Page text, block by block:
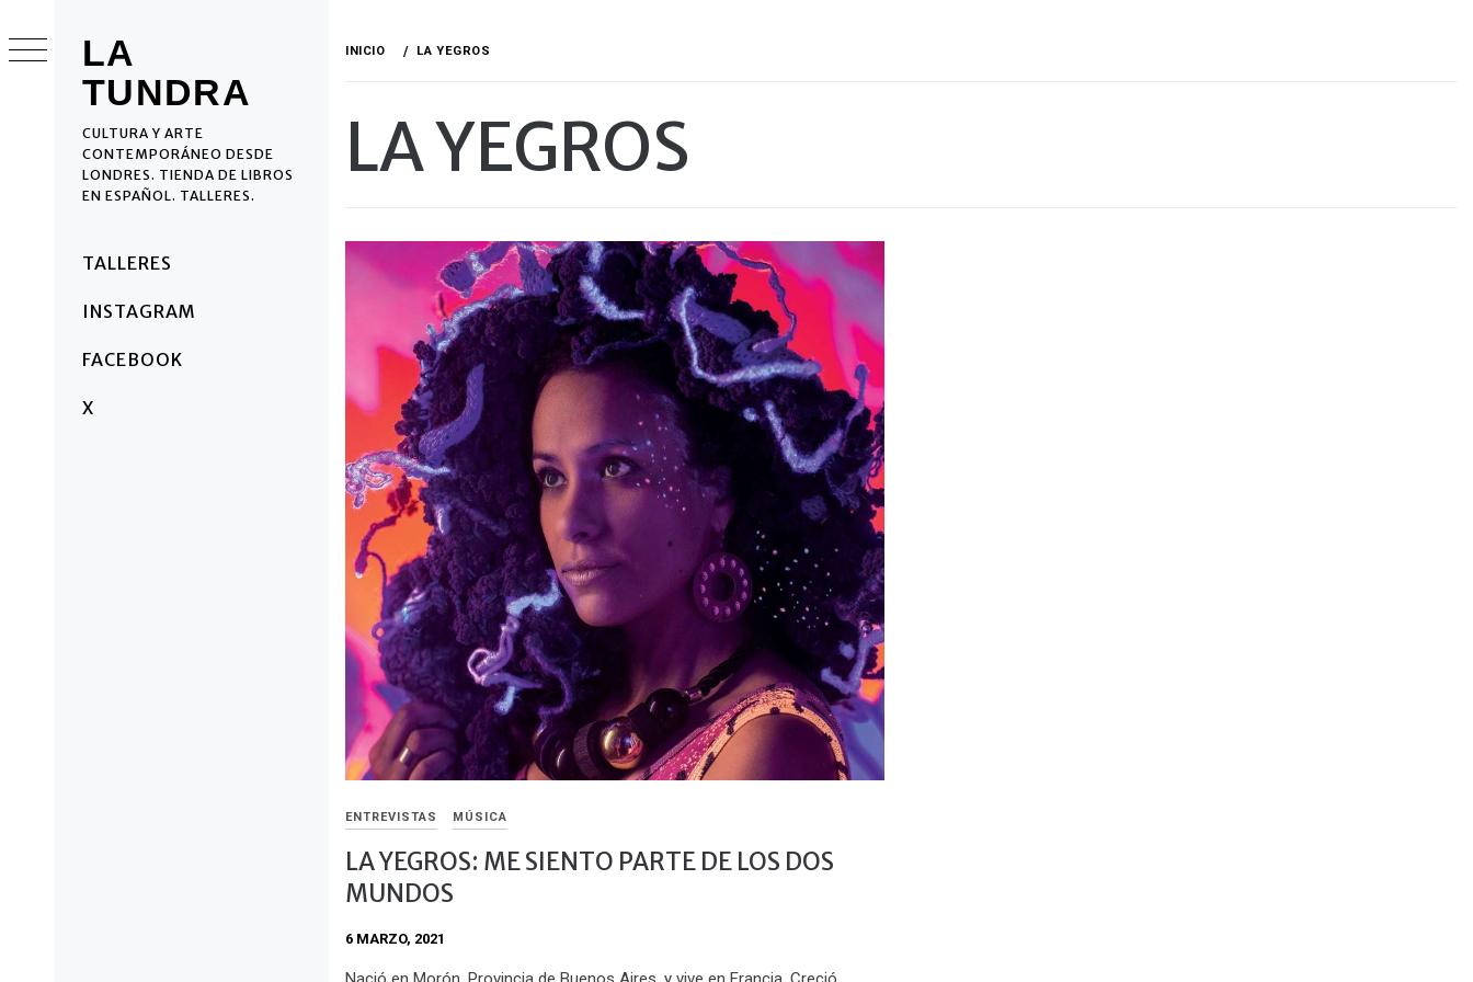
LA
TUNDRA
CULTURA Y ARTE
CONTEMPORÁNEO DESDE
LONDRES. TIENDA DE LIBROS
EN ESPAÑOL. TALLERES.
principal
TALLERES
INSTAGRAM
FACEBOOK
X
al
contenido
INICIO LA YEGROS
LA YEGROS
ENTREVISTAS MÚSICA
LA YEGROS: ME SIENTO PARTE DE LOS DOS
MUNDOS
6 MARZO, 2021